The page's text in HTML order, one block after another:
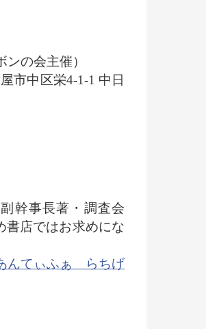
の会主催）
市中区栄4-1-1 中日
幹事長著・調査会
書店ではお求めにな
んてぃふぁ らちげ